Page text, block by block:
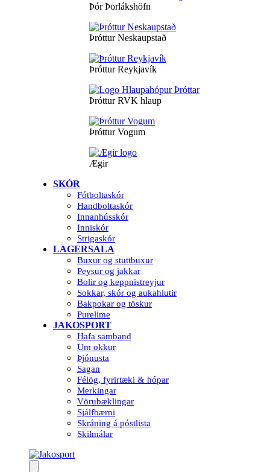
Þór Þorlákshöfn
Þróttur Neskaupstað
Þróttur Reykjavík
Þróttur RVK hlaup
Þróttur Vogum
Ægir
SKÓR
Fótboltaskór
Handboltaskór
Innanhússkór
Inniskór
Strigaskór
LAGERSALA
Buxur og stuttbuxur
Peysur og jakkar
Bolir og keppnistreyjur
Sokkar, skór og aukahlutir
Bakpokar og töskur
Purelime
JAKOSPORT
Hafa samband
Um okkur
Þjónusta
Sagan
Félög, fyrirtæki & hópar
Merkingar
Vörubæklingar
Sjálfbærni
Skráning á póstlista
Skilmálar